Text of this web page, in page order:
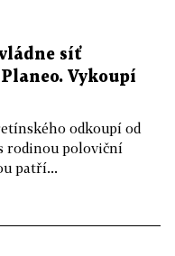
síť
Vykoupí
odkoupí od
rodinou poloviční
patří...